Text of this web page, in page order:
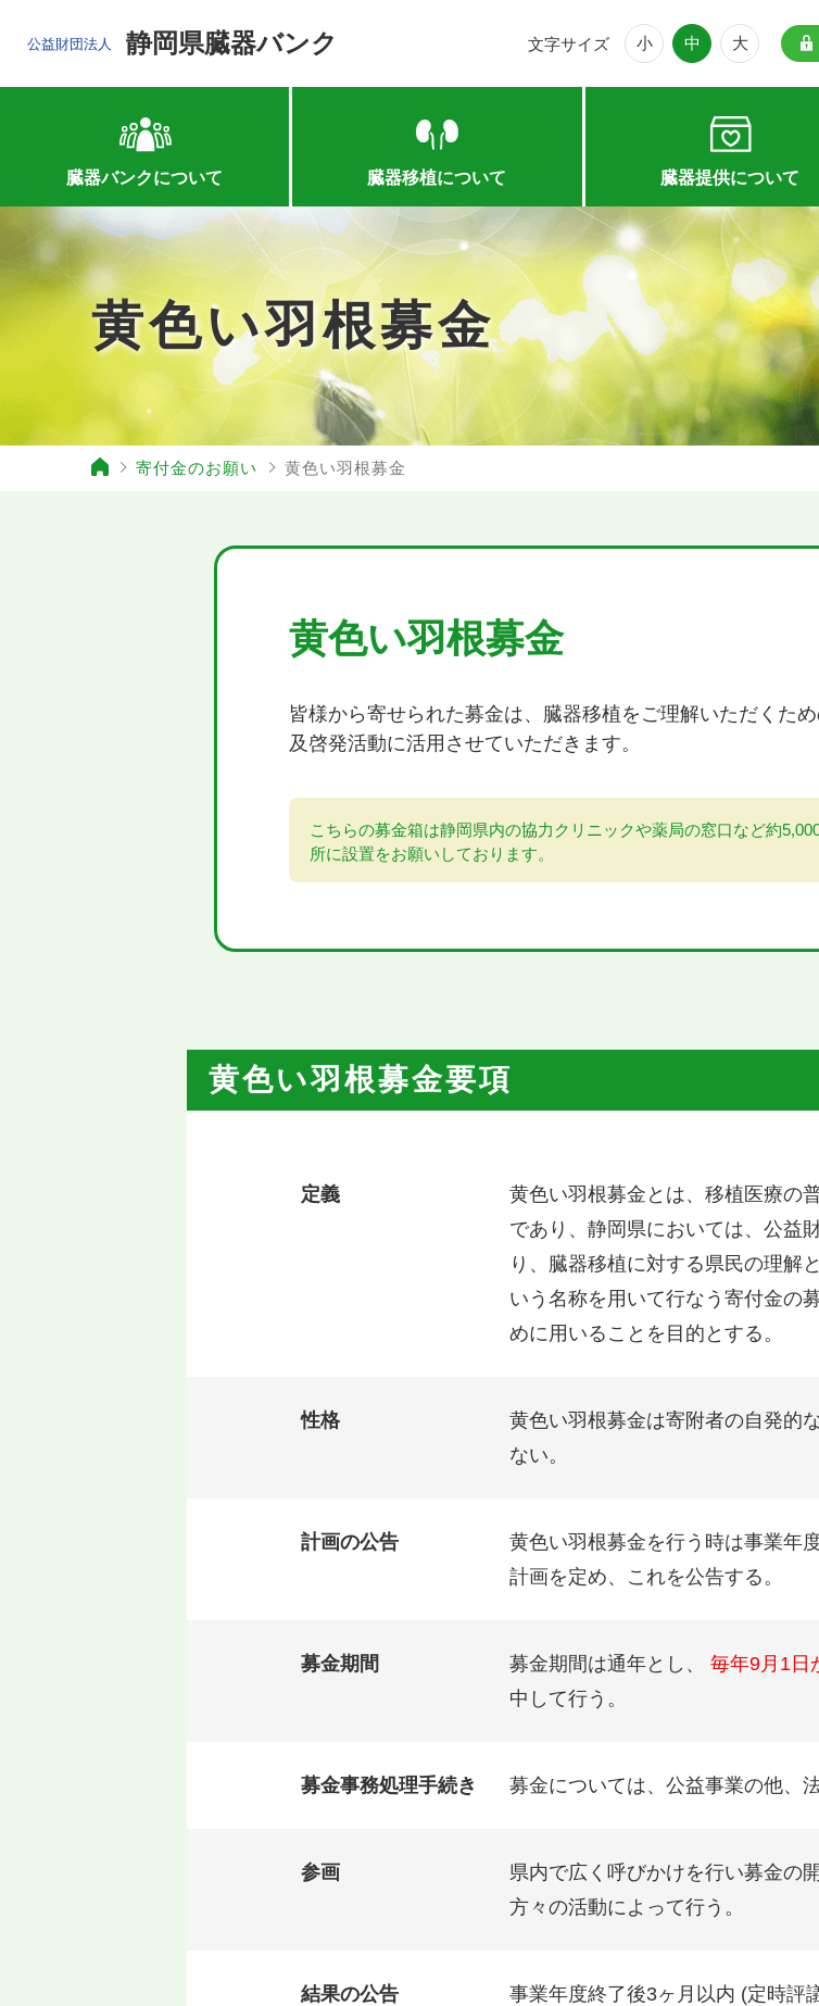
公益財団法人 静岡県臓器バンク 文字サイズ 小 中 大
臓器バンクについて 臓器移植について 臓器提供について
黄色い羽根募金
寄付金のお願い 黄色い羽根募金
黄色い羽根募金
皆様から寄せられた募金は、臓器移植をご理解いただくた
及啓発活動に活用させていただきます。
こちらの募金箱は静岡県内の協力クリニックや薬局の窓口など約
所に設置をお願いしております。
黄色い羽根募金要項
定義
黄色い羽根募金とは、移植医療の
であり、静岡県においては、公益
り、臓器移植に対する県民の理解
いう名称を用いて行なう寄付金の
めに用いることを目的とする。
性格
黄色い羽根募金は寄附者の自発的
ない。
計画の公告
黄色い羽根募金を行う時は事業年
計画を定め、これを公告する。
募金期間 募金期間は通年とし、 毎年9月1日
中して行う。
募金事務処理手続き 募金については、公益事業の他、
参画
県内で広く呼びかけを行い募金の
方々の活動によって行う。
結果の公告
事業年度終了後3ヶ月以内 (定時評